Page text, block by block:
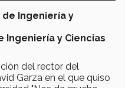
de Ingeniería y
Ingeniería y Ciencias
del rector del
Garza en el que quiso